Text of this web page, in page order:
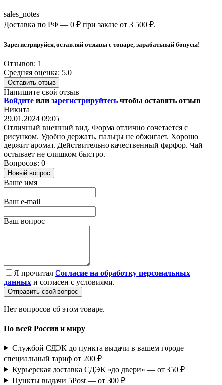
sales_notes
Доставка по РФ — 0 ₽ при заказе от 3 500 ₽.
Зарегистрируйся, оставляй отзывы о товаре, зарабатывай бонусы!
Отзывов: 1
Средняя оценка: 5.0
Оставить отзыв
Напишите свой отзыв
Войдите или зарегистрируйтесь чтобы оставить отзыв
Никита
29.01.2024 09:05
Отличный внешний вид. Форма отлично сочетается с
рисунком. Удобно держать, пальцы не обжигает. Хорошо
держит аромат. Действительно качественный фарфор. Чай
остывает не слишком быстро.
Вопросов: 0
Новый вопрос
Ваше имя
Ваш e-mail
Ваш вопрос
Я прочитал Согласие на обработку персональных
данных и согласен с условиями.
Отправить свой вопрос
Нет вопросов об этом товаре.
По всей России и миру
Службой СДЭК до пункта выдачи в вашем городе —
специальный тариф от 200 ₽
Курьерская доставка СДЭК «до двери» — от 350 ₽
Пункты выдачи 5Post — от 300 ₽